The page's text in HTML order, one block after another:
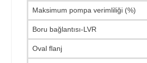
Maksimum pompa verimliliği (%)
Boru bağlantısı-LVR
Oval flanj